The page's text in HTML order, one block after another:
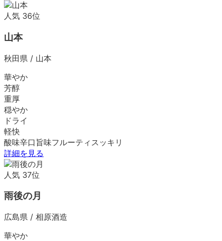
人気 36位
山本
秋田県 / 山本
華やか
芳醇
重厚
穏やか
ドライ
軽快
酸味辛口 旨味フルーティ スッキリ
詳細を見る
人気 37位
雨後の月
広島県 / 相原酒造
華やか